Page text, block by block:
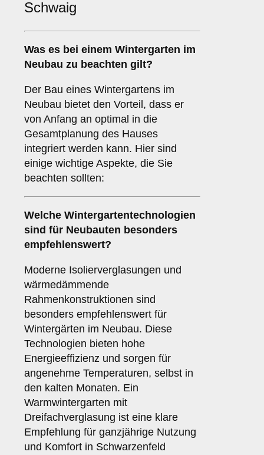
Schwaig
Was es bei einem Wintergarten im
Neubau zu beachten gilt?
Der Bau eines Wintergartens im
Neubau bietet den Vorteil, dass er
von Anfang an optimal in die
Gesamtplanung des Hauses
integriert werden kann. Hier sind
einige wichtige Aspekte, die Sie
beachten sollten:
Welche Wintergartentechnologien
sind für Neubauten besonders
empfehlenswert?
Moderne Isolierverglasungen und
wärmedämmende
Rahmenkonstruktionen sind
besonders empfehlenswert für
Wintergärten im Neubau. Diese
Technologien bieten hohe
Energieeffizienz und sorgen für
angenehme Temperaturen, selbst in
den kalten Monaten. Ein
Warmwintergarten mit
Dreifachverglasung ist eine klare
Empfehlung für ganzjährige Nutzung
und Komfort in Schwarzenfeld